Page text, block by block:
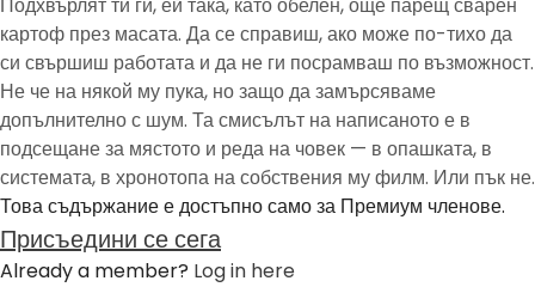
Подхвърлят ти ги, ей така, като обелен, още парещ сварен
картоф през масата. Да се справиш, ако може по-тихо да
си свършиш работата и да не ги посрамваш по възможност.
Не че на някой му пука, но защо да замърсяваме
допълнително с шум. Та смисълът на написаното е в
подсещане за мястото и реда на човек — в опашката, в
системата, в хронотопа на собствения му филм. Или пък не.
Това съдържание е достъпно само за Премиум членове.
Присъедини се сега
Already a member? Log in here